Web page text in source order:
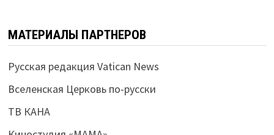
МАТЕРИАЛЫ ПАРТНЕРОВ
Русская редакция Vatican News
Вселенская Церковь по-русски
ТВ КАНА